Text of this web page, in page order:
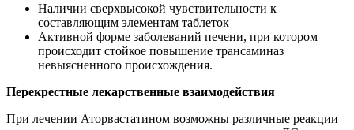
Наличии сверхвысокой чувствительности к
составляющим элементам таблеток
Активной форме заболеваний печени, при котором
происходит стойкое повышение трансаминаз
невыясненного происхождения.
Перекрестные лекарственные взаимодействия
При лечении Аторвастатином возможны различные реакции